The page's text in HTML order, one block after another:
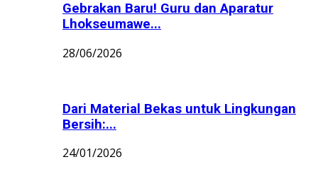
Gebrakan Baru! Guru dan Aparatur
Lhokseumawe...
28/06/2026
Dari Material Bekas untuk Lingkungan
Bersih:...
24/01/2026